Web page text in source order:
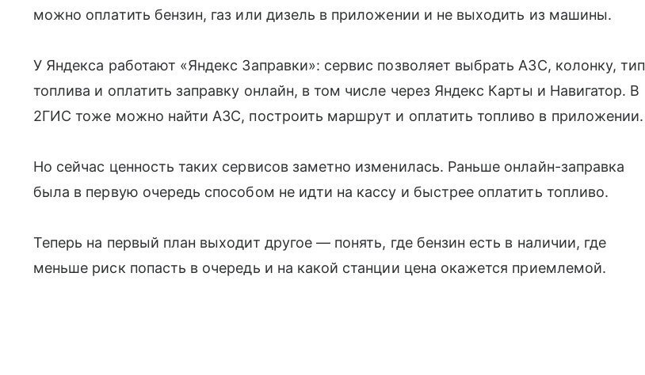
можно оплатить бензин, газ или дизель в приложении и не выходить из машины.
У Яндекса работают «Яндекс Заправки»: сервис позволяет выбрать АЗС, колонку, тип
топлива и оплатить заправку онлайн, в том числе через Яндекс Карты и Навигатор. В
2ГИС тоже можно найти АЗС, построить маршрут и оплатить топливо в приложении.
Но сейчас ценность таких сервисов заметно изменилась. Раньше онлайн-заправка
была в первую очередь способом не идти на кассу и быстрее оплатить топливо.
Теперь на первый план выходит другое — понять, где бензин есть в наличии, где
меньше риск попасть в очередь и на какой станции цена окажется приемлемой.